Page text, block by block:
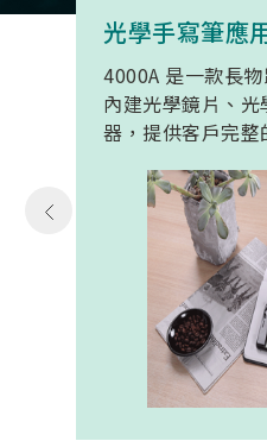
4000A 是一款長
內建光學鏡片、
器，提供客戶完
置開發。模組在
延伸了可用物距
面更遠的位置仍
內建的高幀率SoC
的連續與準確。 透過4000A模組能有
效縮短客戶開發
裝置中仍維持高
品能夠以最自然
位內容緊密連結。